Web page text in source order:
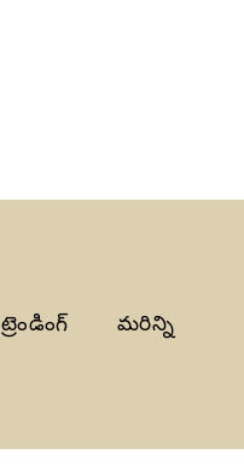
ట్రెండింగ్ మరిన్ని